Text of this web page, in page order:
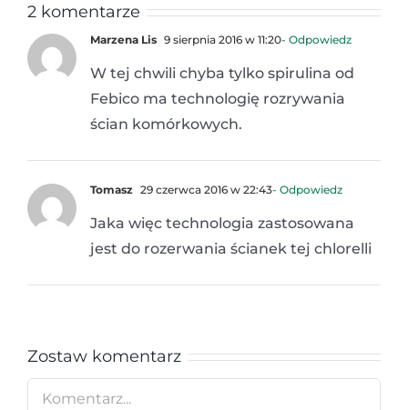
2 komentarze
Marzena Lis 9 sierpnia 2016 w 11:20- Odpowiedz
W tej chwili chyba tylko spirulina od
Febico ma technologię rozrywania
ścian komórkowych.
Tomasz 29 czerwca 2016 w 22:43- Odpowiedz
Jaka więc technologia zastosowana
jest do rozerwania ścianek tej chlorelli
Zostaw komentarz
Comment